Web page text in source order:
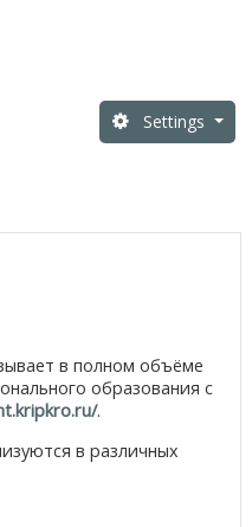
Settings
в полном объёме
образования с
.
в различных